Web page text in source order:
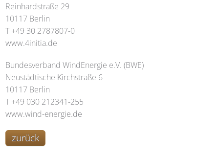
Reinhardstraße 29
10117 Berlin
T +49 30 2787807-0
www.4initia.de
Bundesverband WindEnergie e.V. (BWE)
Neustädtische Kirchstraße 6
10117 Berlin
T +49 030 212341-255
www.wind-energie.de
zurück